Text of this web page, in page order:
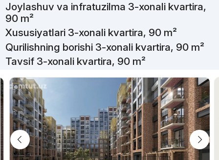
Joylashuv va infratuzilma 3-xonali kvartira,
90 m²
Xususiyatlari 3-xonali kvartira, 90 m²
Qurilishning borishi 3-xonali kvartira, 90 m²
Tavsif 3-xonali kvartira, 90 m²